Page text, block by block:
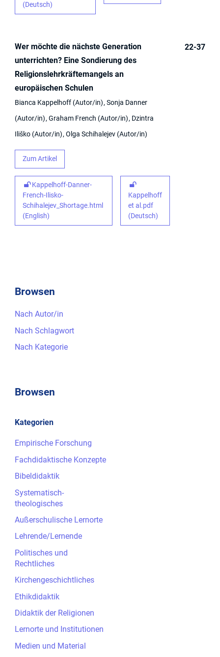
(Deutsch)
Wer möchte die nächste Generation
unterrichten? Eine Sondierung des
Religionslehrkräftemangels an
europäischen Schulen
Bianca Kappelhoff Autor/in
Sonja Danner
Autor/in
Graham French Autor/in
Dzintra
Iliško Autor/in Olga Schihalejev Autor/in
Zum Artikel
Kappelhoff-Danner-
French-Ilisko-
Schihalejev_Shortage.html
(English)
Kappelhoff
et al.pdf
(Deutsch)
22-37
Browsen
Nach Autor/in
Nach Schlagwort
Nach Kategorie
Browsen
Kategorien
Empirische Forschung
Fachdidaktische Konzepte
Bibeldidaktik
Systematisch-
theologisches
Außerschulische Lernorte
Lehrende/Lernende
Politisches und
Rechtliches
Kirchengeschichtliches
Ethikdidaktik
Didaktik der Religionen
Lernorte und Institutionen
Medien und Material